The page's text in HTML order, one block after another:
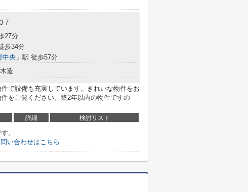
7
27分
歩34分
中央 」駅 徒歩57分
木造
で設備も充実しています。きれいな物件をお
をご覧ください。築2年以内の物件ですの
詳細 検討リスト
。
い合わせはこちら